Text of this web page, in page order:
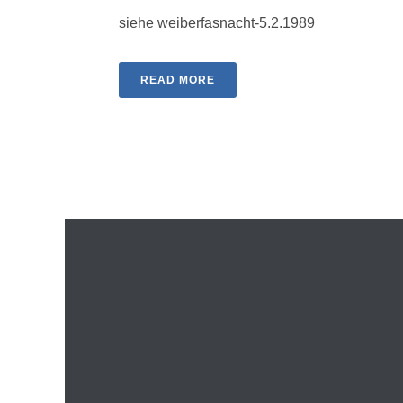
siehe weiberfasnacht-5.2.1989
READ MORE